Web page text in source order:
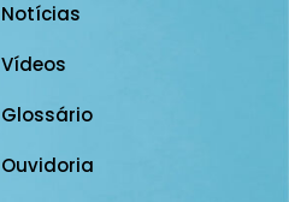
Notícias
Vídeos
Glossário
Ouvidoria